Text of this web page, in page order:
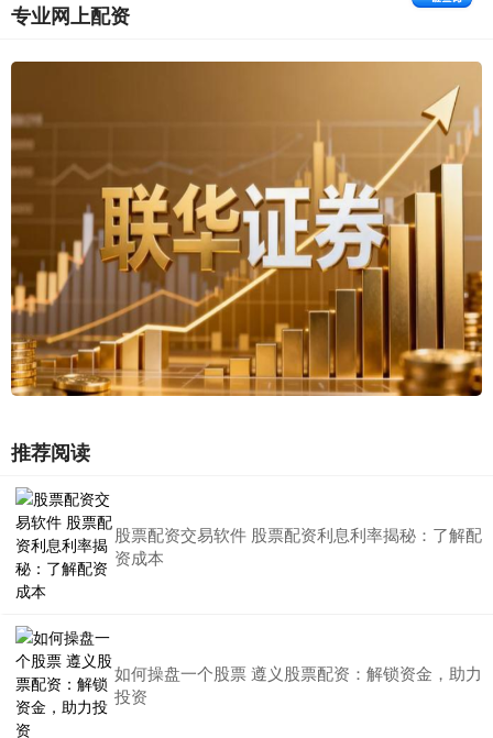
专业网上配资
推荐阅读
股票配资交易软件 股票配资利息利率揭秘：了解配
资成本
如何操盘一个股票 遵义股票配资：解锁资金，助力
投资